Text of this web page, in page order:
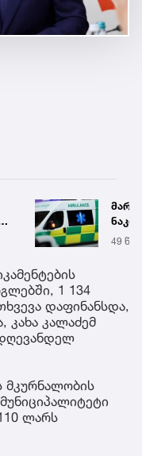
49
1 134
დაფინანსდა,
კახა კალაძემ
მკურნალობის
ლარს